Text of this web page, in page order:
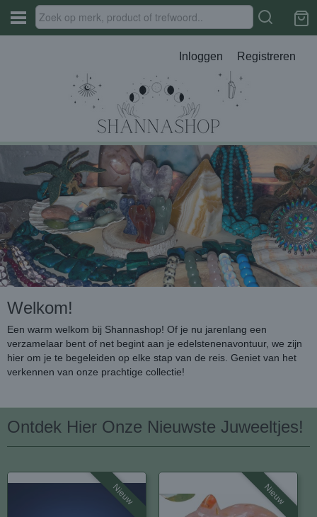
Inloggen Registreren
Welkom!
Een warm welkom bij Shannashop! Of je nu jarenlang een
verzamelaar bent of net begint aan je edelstenenavontuur, we zijn
hier om je te begeleiden op elke stap van de reis. Geniet van het
verkennen van onze prachtige collectie!
Ontdek Hier Onze Nieuwste Juweeltjes!
Nieuw Nieuw